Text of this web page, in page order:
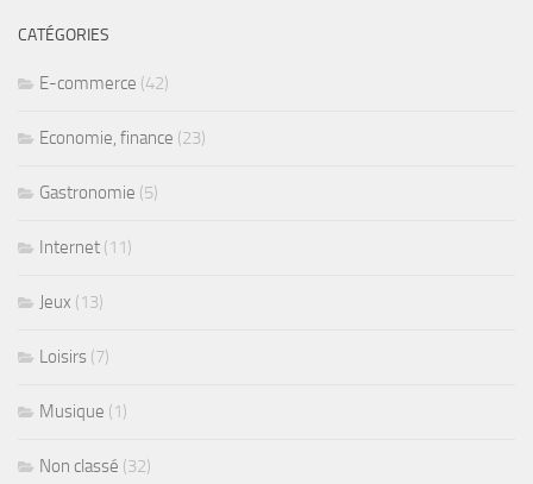
CATÉGORIES
E-commerce (42)
Economie, finance (23)
Gastronomie (5)
Internet (11)
Jeux (13)
Loisirs (7)
Musique (1)
Non classé (32)